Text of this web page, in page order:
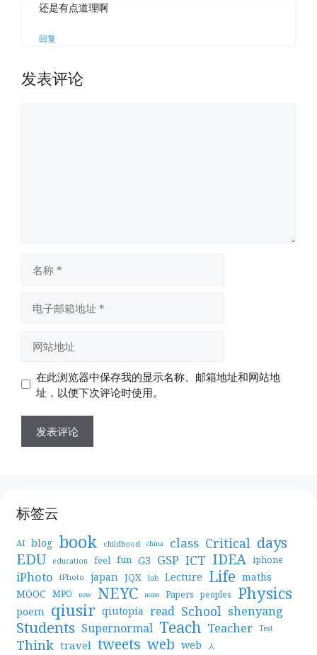
还是有点道理啊
回复
发表评论
址
址
在此浏览器中保存我的显示名称、邮箱地址和网站地
址，以便下次评论时使用。
标签云
AI blog book childhood china class Critical days
EDU education feel fun G3 GSP ICT IDEA iphone
iPhoto iPhoto japan JQX lab Lecture Life maths
MOOC MPO new NEYC none Papers peoples Physics
poem qiusir qiutopia read School shenyang
Students Supernormal Teach Teacher Test
Think travel tweets web web 人